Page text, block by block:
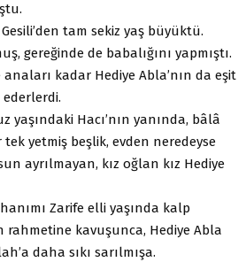
tam sekiz yaş büyüktü.
gereğinde de babalığını yapmıştı.
kadar Hediye Abla’nın da eşit
yaşındaki Hacı’nın yanında, bâlâ
yetmiş beşlik, evden neredeyse
ayrılmayan, kız oğlan kız Hediye
hanımı Zarife elli yaşında kalp
rahmetine kavuşunca, Hediye Abla
daha sıkı sarılmışa.